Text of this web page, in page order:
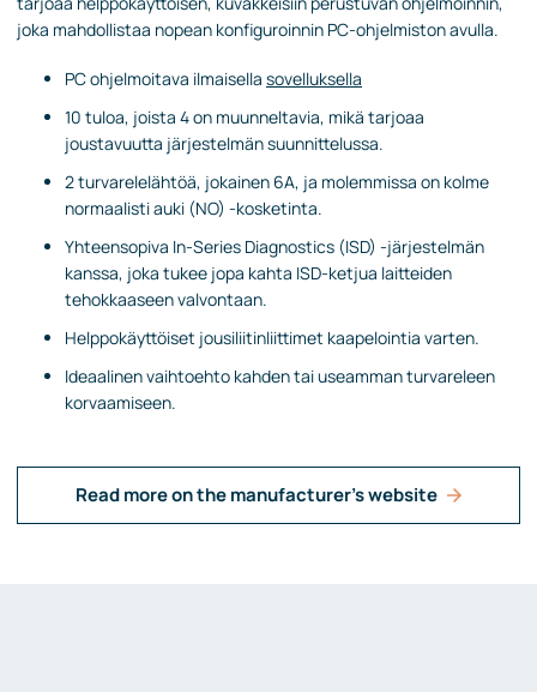
joka mahdollistaa nopean konfiguroinnin PC-ohjelmiston avulla.
PC ohjelmoitava ilmaisella sovelluksella
10 tuloa, joista 4 on muunneltavia, mikä tarjoaa
joustavuutta järjestelmän suunnittelussa.
2 turvarelelähtöä, jokainen 6A, ja molemmissa on kolme
normaalisti auki (NO) -kosketinta.
Yhteensopiva In-Series Diagnostics (ISD) -järjestelmän
kanssa, joka tukee jopa kahta ISD-ketjua laitteiden
tehokkaaseen valvontaan.
Helppokäyttöiset jousiliitinliittimet kaapelointia varten.
Ideaalinen vaihtoehto kahden tai useamman turvareleen
korvaamiseen.
Read more on the manufacturer's website